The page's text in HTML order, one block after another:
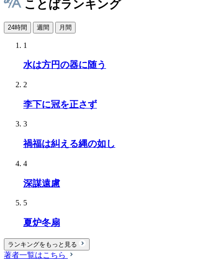
ことばランキング
24時間 週間 月間
1
水は方円の器に随う
2
李下に冠を正さず
3
禍福は糾える縄の如し
4
深謀遠慮
5
夏炉冬扇
ランキングをもっと見る
著者一覧はこちら